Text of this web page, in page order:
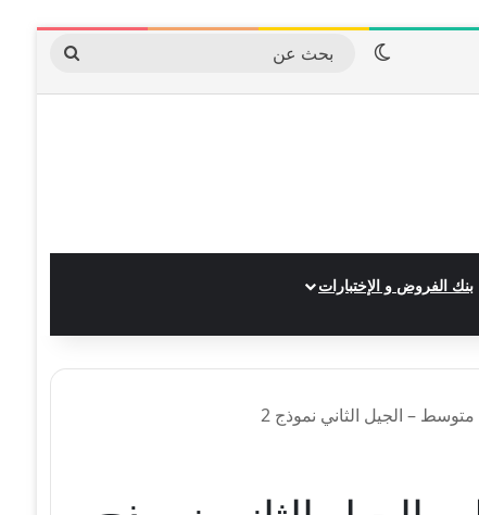
الوضع المظلم
بحث
عن
بنك الفروض و الإختبارات
متوسط – الجيل الثاني نموذج 2